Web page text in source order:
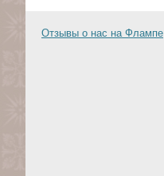
Отзывы о нас на Флампе